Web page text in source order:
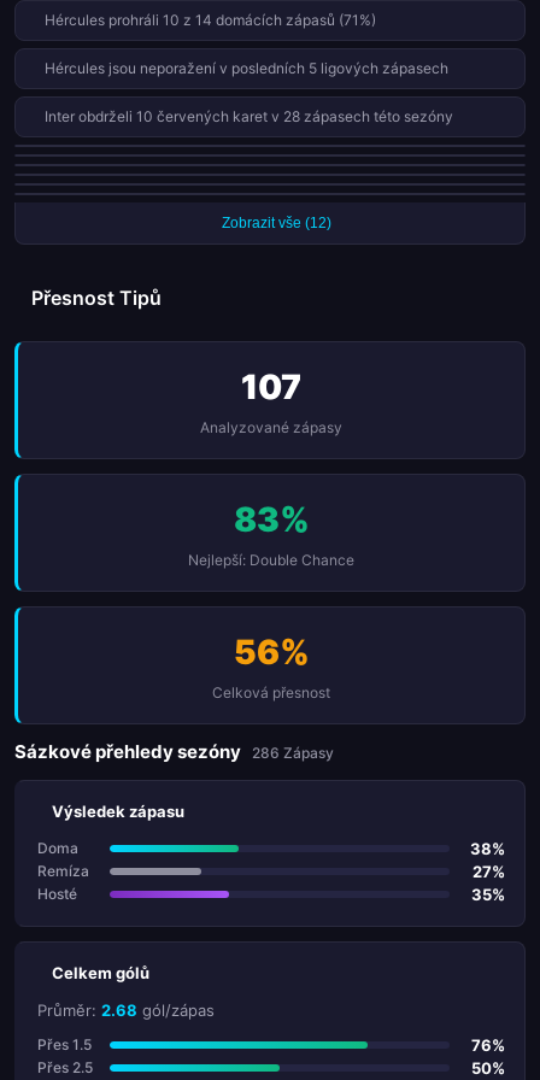
Hércules prohráli 10 z 14 domácích zápasů (71%)
Hércules jsou neporažení v posledních 5 ligových zápasech
Inter obdrželi 10 červených karet v 28 zápasech této sezóny
Águila obdrželi 10 červených karet v 32 zápasech této sezóny
Alianza obdrželi 9 červených karet v 33 zápasech této sezóny
Firpo proměnili všech 9 penalt této sezóny
Zacatecoluca prohráli 9 z 14 domácích zápasů (64%)
Firpo jsou neporažení v posledních 4 ligových zápasech
Zobrazit vše (12)
Přesnost Tipů
107
Analyzované zápasy
83%
Nejlepší: Double Chance
56%
Celková přesnost
Sázkové přehledy sezóny 286 Zápasy
Výsledek zápasu
Doma 38%
Remíza 27%
Hosté 35%
Celkem gólů
Průměr: 2.68 gól/zápas
Přes 1.5 76%
Přes 2.5 50%